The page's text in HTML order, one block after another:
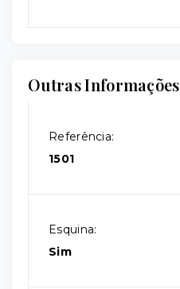
Outras Informações
Referência:
1501
Esquina:
Sim